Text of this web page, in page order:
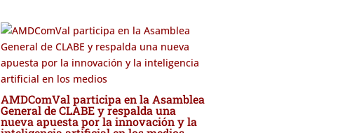
AMDComVal participa en la Asamblea
General de CLABE y respalda una
nueva apuesta por la innovación y la